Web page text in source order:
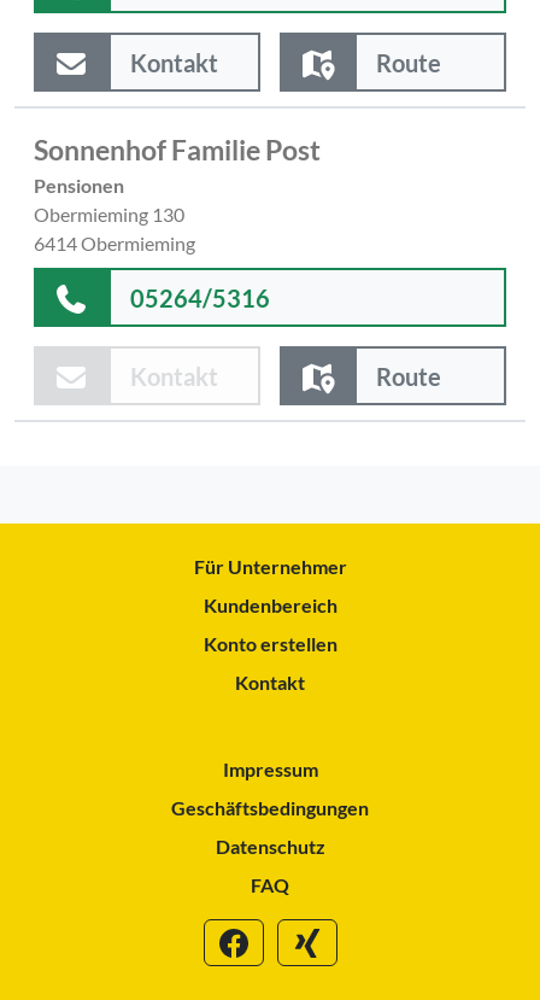
Kontakt Route
Sonnenhof Familie Post
Pensionen
Obermieming 130
6414 Obermieming
05264/5316
Kontakt Route
Für Unternehmer
Kundenbereich
Konto erstellen
Kontakt
Impressum
Geschäftsbedingungen
Datenschutz
FAQ